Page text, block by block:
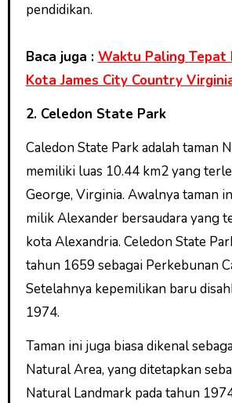
pendidikan.
Baca juga : Waktu Paling Tepat
Kota James City Country
2. Celedon State Park
Caledon State Park adalah taman
memiliki luas 10.44 km2 yang
George, Virginia. Awalnya taman
milik Alexander bersaudara yang
kota Alexandria. Celedon State
tahun 1659 sebagai Perkebunan
Setelahnya kepemilikan baru
1974.
Taman ini juga biasa dikenal
Natural Area, yang ditetapkan
Natural Landmark pada tahun